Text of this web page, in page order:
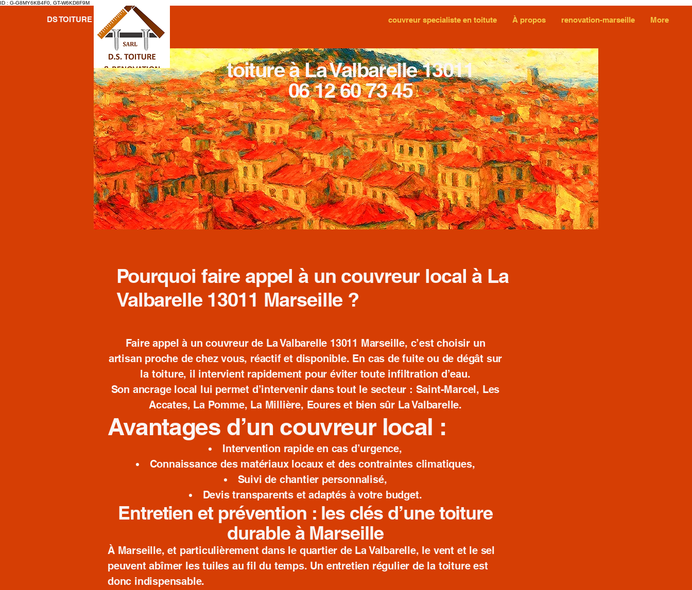
ID : G-G8MY6KB4F0, GT-W6KD8F9M
DS TOITURE couvreur specialiste en toitute À propos renovation-marseille More
toiture à La Valbarelle 13011
06 12 60 73 45
Pourquoi faire appel à un couvreur local à La
Valbarelle 13011 Marseille ?
Faire appel à un couvreur de La Valbarelle 13011 Marseille, c’est choisir un
artisan proche de chez vous, réactif et disponible. En cas de fuite ou de dégât sur
la toiture, il intervient rapidement pour éviter toute infiltration d’eau.
Son ancrage local lui permet d’intervenir dans tout le secteur : Saint-Marcel, Les
Accates, La Pomme, La Millière, Eoures et bien sûr La Valbarelle.
Avantages d’un couvreur local :
Intervention rapide en cas d’urgence,
Connaissance des matériaux locaux et des contraintes climatiques,
Suivi de chantier personnalisé,
Devis transparents et adaptés à votre budget.
Entretien et prévention : les clés d’une toiture
durable à Marseille
À Marseille, et particulièrement dans le quartier de La Valbarelle, le vent et le sel
peuvent abîmer les tuiles au fil du temps. Un entretien régulier de la toiture est
donc indispensable.